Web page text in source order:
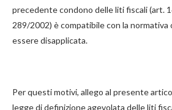
precedente condono delle liti fiscali (art.
289/2002) è compatibile con la normativa
essere disapplicata.
Per questi motivi, allego al presente
legge di definizione agevolata delle liti